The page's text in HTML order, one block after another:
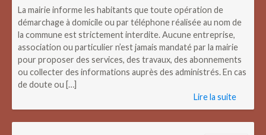
La mairie informe les habitants que toute opération de
démarchage à domicile ou par téléphone réalisée au nom de
la commune est strictement interdite. Aucune entreprise,
association ou particulier n’est jamais mandaté par la mairie
pour proposer des services, des travaux, des abonnements
ou collecter des informations auprès des administrés. En cas
de doute ou […]
Lire la suite